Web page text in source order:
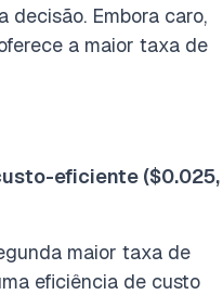
decisão. Embora caro,
a maior taxa de
eficiente ($0.025,
maior taxa de
eficiência de custo